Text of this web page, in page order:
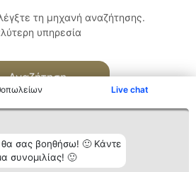
Live chat
θα σας βοηθήσω! 🙂 Κάντε
συνομιλίας! 🙂
τη μηχανή αναζήτησης.
υπηρεσία
Αναζήτηση